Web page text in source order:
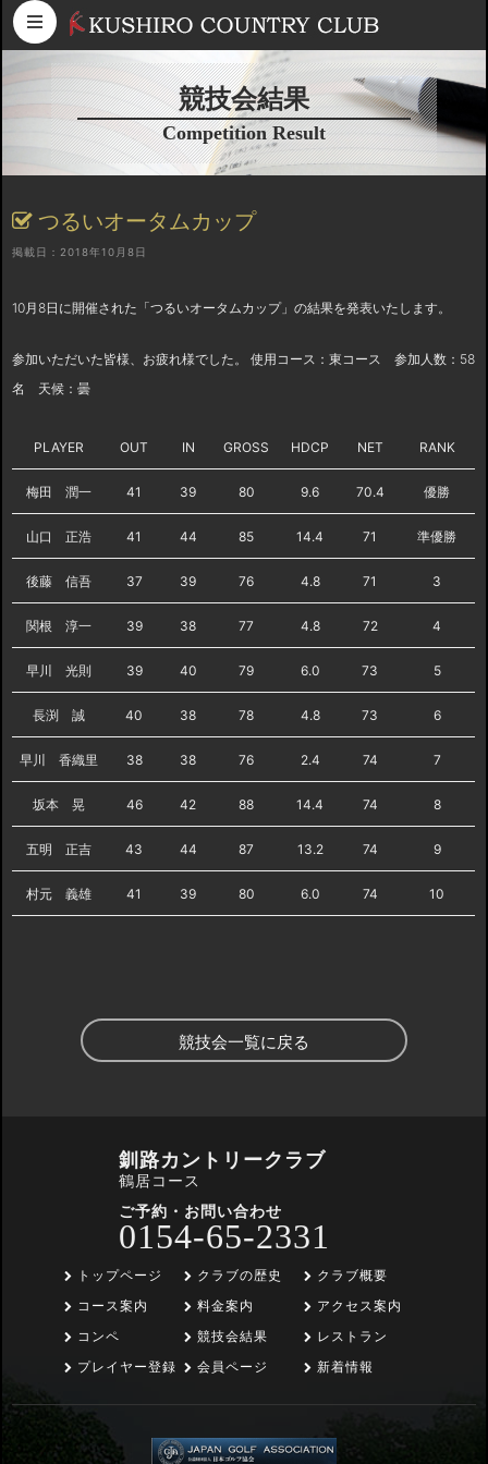
コンテンツへスキップ
競技会結果
Competition Result
つるいオータムカップ
掲載日：2018年10月8日
10月8日に開催された「つるいオータムカップ」の結果を発表いたします。
参加いただいた皆様、お疲れ様でした。 使用コース：東コース 参加人数：58
名 天候：曇
PLAYER OUT IN GROSS HDCP NET RANK
梅田 潤一 41 39 80 9.6 70.4 優勝
山口 正浩 41 44 85 14.4 71 準優勝
後藤 信吾 37 39 76 4.8 71 3
関根 淳一 39 38 77 4.8 72 4
早川 光則 39 40 79 6.0 73 5
長渕 誠 40 38 78 4.8 73 6
早川 香織里 38 38 76 2.4 74 7
坂本 晃 46 42 88 14.4 74 8
五明 正吉 43 44 87 13.2 74 9
村元 義雄 41 39 80 6.0 74 10
競技会一覧に戻る
釧路カントリークラブ
鶴居コース
ご予約・お問い合わせ
0154-65-2331
トップページ
コース案内
コンペ
プレイヤー登録
クラブの歴史
料金案内
競技会結果
会員ページ
クラブ概要
アクセス案内
レストラン
新着情報